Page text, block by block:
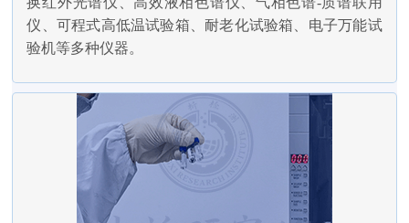
仪、可程式高低温试验箱、耐老化试验箱、电子万能试
验机等多种仪器。